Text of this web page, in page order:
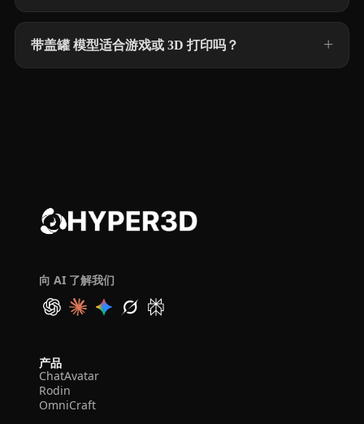
带盖罐 模型适合游戏或 3D 打印吗？
向 AI 了解我们
产品
ChatAvatar
Rodin
OmniCraft